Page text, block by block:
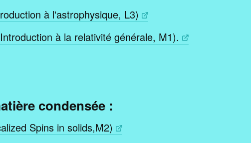
à l'astrophysique, L3)
à la relativité générale, M1).
condensée :
Spins in solids,M2)